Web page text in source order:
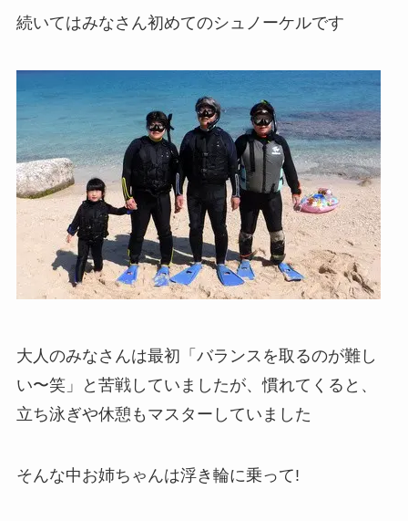
続いてはみなさん初めてのシュノーケルです
大人のみなさんは最初「バランスを取るのが難し
い〜笑」と苦戦していましたが、慣れてくると、
立ち泳ぎや休憩もマスターしていました
そんな中お姉ちゃんは浮き輪に乗って!